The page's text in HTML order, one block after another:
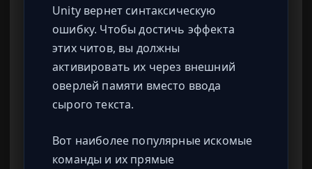
Unity вернет синтаксическую
ошибку. Чтобы достичь эффекта
этих читов, вы должны
активировать их через внешний
оверлей памяти вместо ввода
сырого текста.
Вот наиболее популярные искомые
команды и их прямые